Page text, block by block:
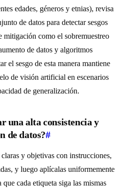
edades, géneros y etnias), revisa
de datos para detectar sesgos
mitigación como el sobremuestreo
de datos y algoritmos
el sesgo de esta manera mantiene
de visión artificial en escenarios
de generalización.
una alta consistencia y
de datos?#
y objetivas con instrucciones,
y luego aplícalas uniformemente
cada etiqueta siga las mismas